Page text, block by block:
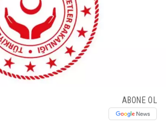
ABONE OL